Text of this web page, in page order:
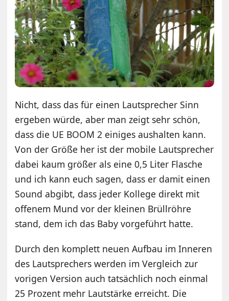
Nicht, dass das für einen Lautsprecher Sinn
ergeben würde, aber man zeigt sehr schön,
dass die UE BOOM 2 einiges aushalten kann.
Von der Größe her ist der mobile Lautsprecher
dabei kaum größer als eine 0,5 Liter Flasche
und ich kann euch sagen, dass er damit einen
Sound abgibt, dass jeder Kollege direkt mit
offenem Mund vor der kleinen Brüllröhre
stand, dem ich das Baby vorgeführt hatte.
Durch den komplett neuen Aufbau im Inneren
des Lautsprechers werden im Vergleich zur
vorigen Version auch tatsächlich noch einmal
25 Prozent mehr Lautstärke erreicht. Die